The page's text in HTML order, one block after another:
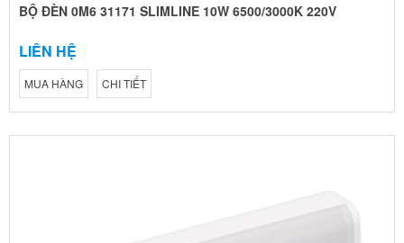
BỘ ĐÈN 0M6 31171 SLIMLINE 10W 6500/3000K 220V
LIÊN HỆ
MUA HÀNG CHI TIẾT